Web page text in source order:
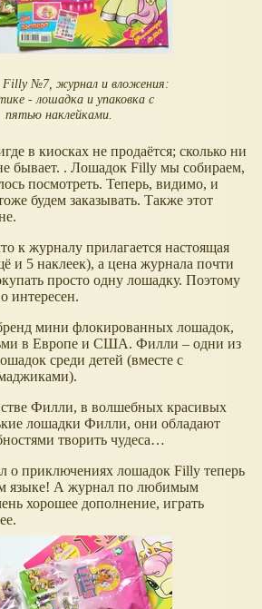
№7, журнал и вложения:
- лошадка и упаковка с
пятью наклейками.
в киосках не продаётся; сколько ни
бывает. . Лошадок Filly мы собираем,
посмотреть. Теперь, видимо, и
будем заказывать. Также этот
к журналу прилагается настоящая
и 5 наклеек), а цена журнала почти
просто одну лошадку. Поэтому
интересен.
мини флокированных лошадок,
в Европе и США. Филли – одни из
среди детей (вместе с
Филли, в волшебных красивых
лошадки Филли, они обладают
творить чудеса…
о приключениях лошадок Filly теперь
языке! А журнал по любимым
хорошее дополнение, играть